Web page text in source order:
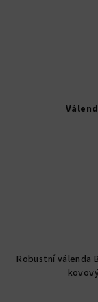
Robustní válenda